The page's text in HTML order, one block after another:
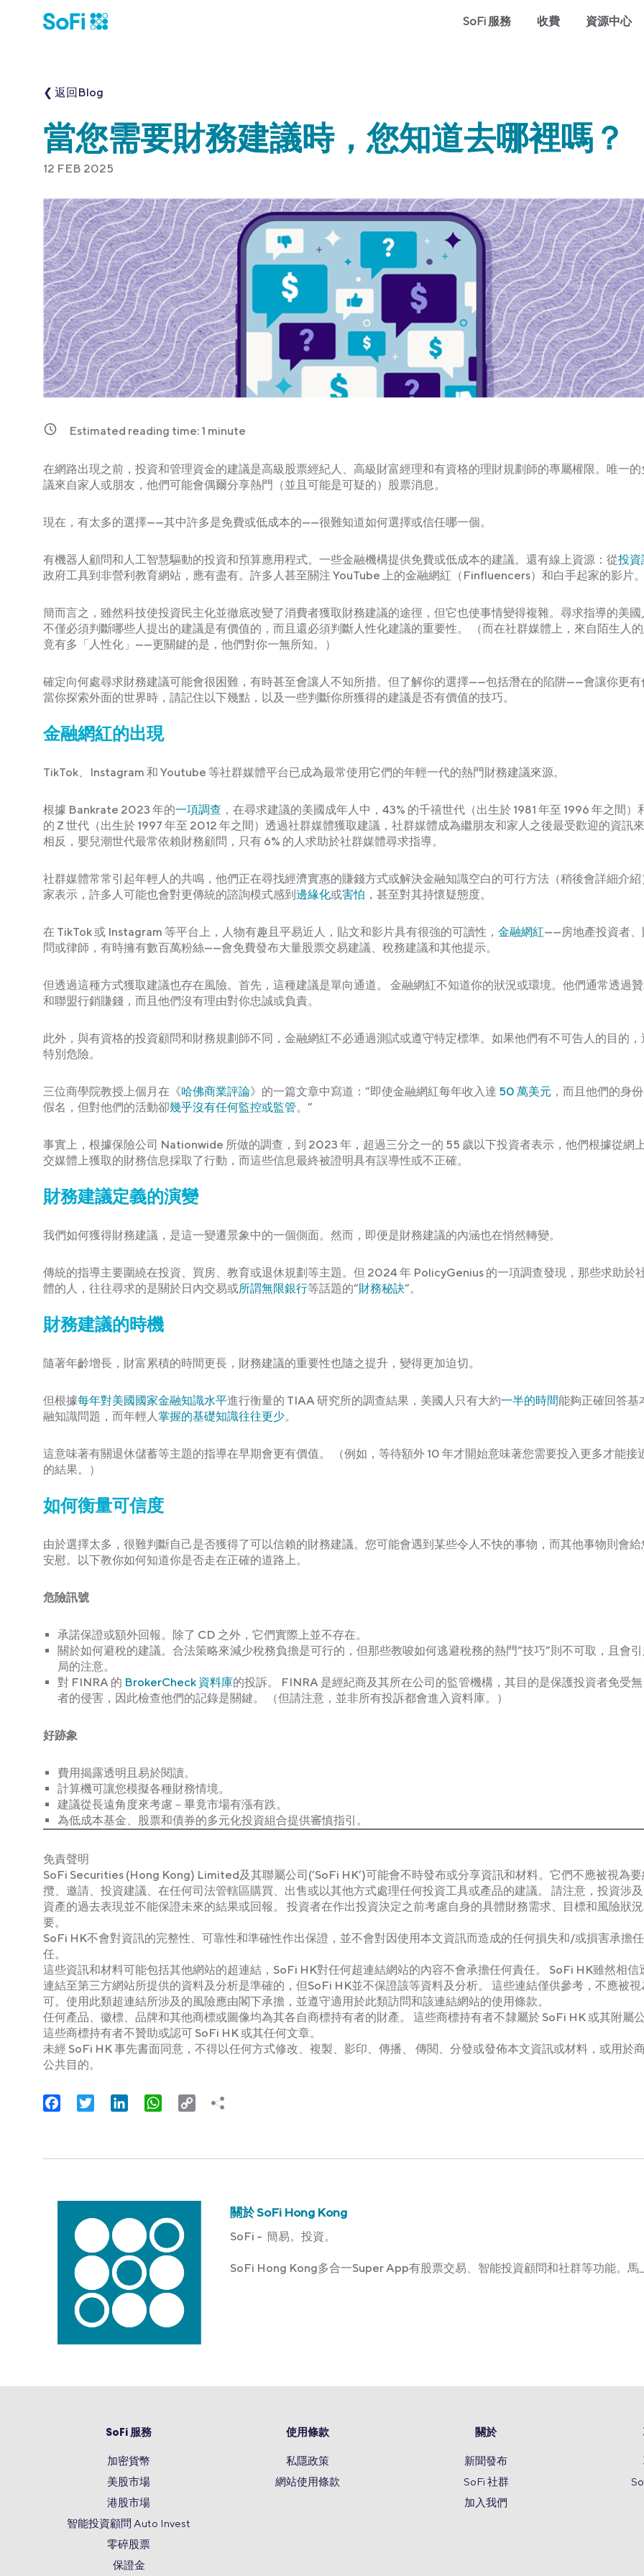
SoFi 服務 收費 資源中心
❮ 返回Blog
當您需要財務建議時，您知道去哪裡嗎？
12 FEB 2025
Estimated reading time: 1 minute
在網路出現之前，投資和管理資金的建議是高級股票經紀人、高級財富經理和有資格的理財規劃師的專屬權限。唯一的
議來自家人或朋友，他們可能會偶爾分享熱門（並且可能是可疑的）股票消息。
現在，有太多的選擇——其中許多是免費或低成本的——很難知道如何選擇或信任哪一個。
有機器人顧問和人工智慧驅動的投資和預算應用程式。一些金融機構提供免費或低成本的建議。還有線上資源：從投資
政府工具到非營利教育網站，應有盡有。許多人甚至關注 YouTube 上的金融網紅（Finfluencers）和白手起家的影片。
簡而言之，雖然科技使投資民主化並徹底改變了消費者獲取財務建議的途徑，但它也使事情變得複雜。尋求指導的美國
不僅必須判斷哪些人提出的建議是有價值的，而且還必須判斷人性化建議的重要性。 （而在社群媒體上，來自陌生人
竟有多「人性化」——更關鍵的是，他們對你一無所知。）
確定向何處尋求財務建議可能會很困難，有時甚至會讓人不知所措。但了解你的選擇——包括潛在的陷阱——會讓你更有
當你探索外面的世界時，請記住以下幾點，以及一些判斷你所獲得的建議是否有價值的技巧。
金融網紅的出現
TikTok、Instagram 和 Youtube 等社群媒體平台已成為最常使用它們的年輕一代的熱門財務建議來源。
根據 Bankrate 2023 年的一項調查 ，在尋求建議的美國成年人中，43% 的千禧世代（出生於 1981 年至 1996 年之間）
的 Z 世代（出生於 1997 年至 2012 年之間）透過社群媒體獲取建議，社群媒體成為繼朋友和家人之後最受歡迎的資訊來
相反，嬰兒潮世代最常依賴財務顧問，只有 6% 的人求助於社群媒體尋求指導。
社群媒體常常引起年輕人的共鳴，他們正在尋找經濟實惠的賺錢方式或解決金融知識空白的可行方法（稍後會詳細介紹
家表示，許多人可能也會對更傳統的諮詢模式感到邊緣化或害怕 ，甚至對其持懷疑態度。
在 TikTok 或 Instagram 等平台上，人物有趣且平易近人，貼文和影片具有很強的可讀性， 金融網紅——房地產投資者、
問或律師，有時擁有數百萬粉絲——會免費發布大量股票交易建議、稅務建議和其他提示。
但透過這種方式獲取建議也存在風險。首先，這種建議是單向通道。 金融網紅不知道你的狀況或環境。他們通常透過
和聯盟行銷賺錢，而且他們沒有理由對你忠誠或負責。
此外，與有資格的投資顧問和財務規劃師不同，金融網紅不必通過測試或遵守特定標準。如果他們有不可告人的目的
特別危險。
三位商學院教授上個月在《哈佛商業評論》的一篇文章中寫道：“即使金融網紅每年收入達 50 萬美元 ，而且他們的身
假名，但對他們的活動卻幾乎沒有任何監控或監管。”
事實上，根據保險公司 Nationwide 所做的調查，到 2023 年，超過三分之一的 55 歲以下投資者表示，他們根據從網
交媒體上獲取的財務信息採取了行動，而這些信息最終被證明具有誤導性或不正確。
財務建議定義的演變
我們如何獲得財務建議，是這一變遷景象中的一個側面。然而，即便是財務建議的內涵也在悄然轉變。
傳統的指導主要圍繞在投資、買房、教育或退休規劃等主題。但 2024 年 PolicyGenius 的一項調查發現，那些求助於
體的人，往往尋求的是關於日內交易或所謂無限銀行等話題的“財務秘訣”。
財務建議的時機
隨著年齡增長，財富累積的時間更長，財務建議的重要性也隨之提升，變得更加迫切。
但根據每年對美國國家金融知識水平進行衡量的 TIAA 研究所的調查結果，美國人只有大約一半的時間能夠正確回答基
融知識問題，而年輕人掌握的基礎知識往往更少。
這意味著有關退休儲蓄等主題的指導在早期會更有價值。 （例如，等待額外 10 年才開始意味著您需要投入更多才能接
的結果。）
如何衡量可信度
由於選擇太多，很難判斷自己是否獲得了可以信賴的財務建議。您可能會遇到某些令人不快的事物，而其他事物則會給
安慰。以下教你如何知道你是否走在正確的道路上。
危險訊號
承諾保證或額外回報。除了 CD 之外，它們實際上並不存在。
關於如何避稅的建議。合法策略來減少稅務負擔是可行的，但那些教唆如何逃避稅務的熱門“技巧”則不可取，且會
局的注意。
對 FINRA 的 BrokerCheck 資料庫的投訴。 FINRA 是經紀商及其所在公司的監管機構，其目的是保護投資者免受
者的侵害，因此檢查他們的記錄是關鍵。 （但請注意，並非所有投訴都會進入資料庫。）
好跡象
費用揭露透明且易於閱讀。
計算機可讓您模擬各種財務情境。
建議從長遠角度來考慮－畢竟市場有漲有跌。
為低成本基金、股票和債券的多元化投資組合提供審慎指引。
免責聲明
SoFi Securities (Hong Kong) Limited及其聯屬公司(‘SoFi HK’)可能會不時發布或分享資訊和材料。它們不應被視為要
攬、邀請、投資建議、在任何司法管轄區購買、出售或以其他方式處理任何投資工具或產品的建議。 請注意，投資涉及
資產的過去表現並不能保證未來的結果或回報。 投資者在作出投資決定之前考慮自身的具體財務需求、目標和風險狀
要。
SoFi HK不會對資訊的完整性、可靠性和準確性作出保證，並不會對因使用本文資訊而造成的任何損失和/或損害承擔
任。
這些資訊和材料可能包括其他網站的超連結，SoFi HK對任何超連結網站的內容不會承擔任何責任。 SoFi HK雖然相信
連結至第三方網站所提供的資料及分析是準確的，但SoFi HK並不保證該等資料及分析。 這些連結僅供參考，不應被視
可。使用此類超連結所涉及的風險應由閣下承擔，並遵守適用於此類訪問和該連結網站的使用條款。
任何產品、徽標、品牌和其他商標或圖像均為其各自商標持有者的財產。 這些商標持有者不隸屬於 SoFi HK 或其附屬公
這些商標持有者不贊助或認可 SoFi HK 或其任何文章。
未經 SoFi HK 事先書面同意，不得以任何方式修改、複製、影印、傳播、 傳閱、分發或發佈本文資訊或材料，或用於
公共目的。
FacebookTwitter LinkedInWhatsApp
Copy
關於 SoFi Hong Kong
SoFi – 簡易。投資。
SoFi Hong Kong多合一Super App有股票交易、智能投資顧問和社群等功能。
SoFi 服務
加密貨幣
美股市場
港股市場
智能投資顧問 Auto Invest
零碎股票
保證金
使用條款
私隱政策
網站使用條款
關於
新聞發布
SoFi 社群
加入我們